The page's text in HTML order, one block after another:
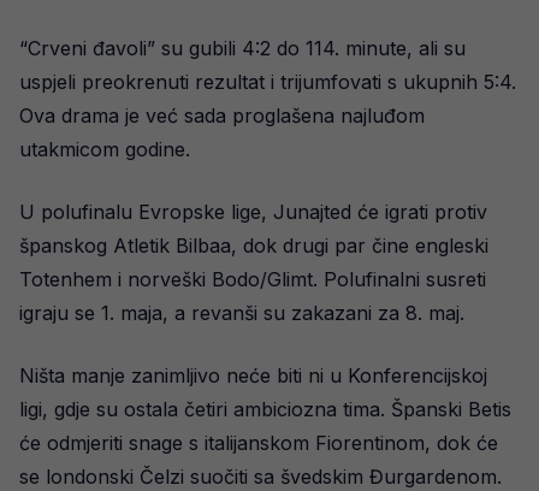
“Crveni đavoli” su gubili 4:2 do 114. minute, ali su
uspjeli preokrenuti rezultat i trijumfovati s ukupnih 5:4.
Ova drama je već sada proglašena najluđom
utakmicom godine.
U polufinalu Evropske lige, Junajted će igrati protiv
španskog Atletik Bilbaa, dok drugi par čine engleski
Totenhem i norveški Bodo/Glimt. Polufinalni susreti
igraju se 1. maja, a revanši su zakazani za 8. maj.
Ništa manje zanimljivo neće biti ni u Konferencijskoj
ligi, gdje su ostala četiri ambiciozna tima. Španski Betis
će odmjeriti snage s italijanskom Fiorentinom, dok će
se londonski Čelzi suočiti sa švedskim Đurgardenom.